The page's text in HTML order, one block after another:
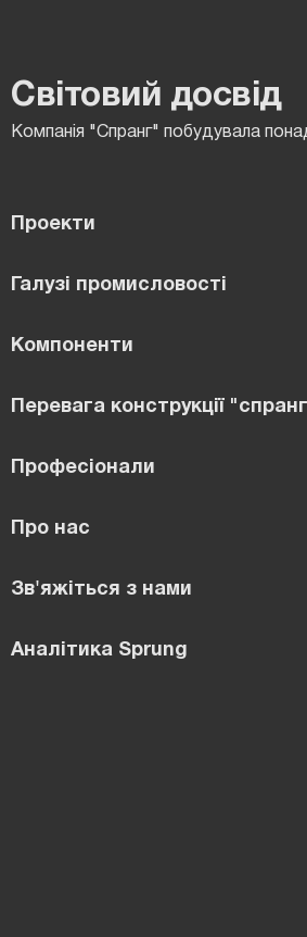
Світовий досвід
Компанія "Спранг" побудувала
Проекти
Галузі промисловості
Компоненти
Перевага конструкції
Професіонали
Про нас
Зв'яжіться з нами
Аналітика Sprung